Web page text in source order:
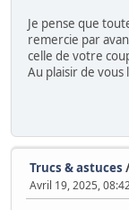
Je pense que
remercie par
celle de votre
Au plaisir de vous
Trucs & astuces
Avril 19, 2025,